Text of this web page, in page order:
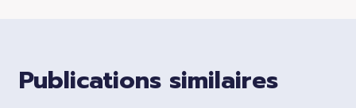
Publications similaires